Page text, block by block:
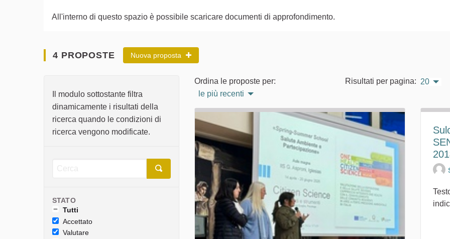
All'interno di questo spazio è possibile scaricare documenti di approfondimento.
4 PROPOSTE Nuova proposta
Il modulo sottostante filtra
dinamicamente i risultati della
ricerca quando le condizioni di
ricerca vengono modificate.
STATO
Tutti
Accettato
Valutare
Ordina le proposte per:
le più recenti
Risultati per pagina: 20